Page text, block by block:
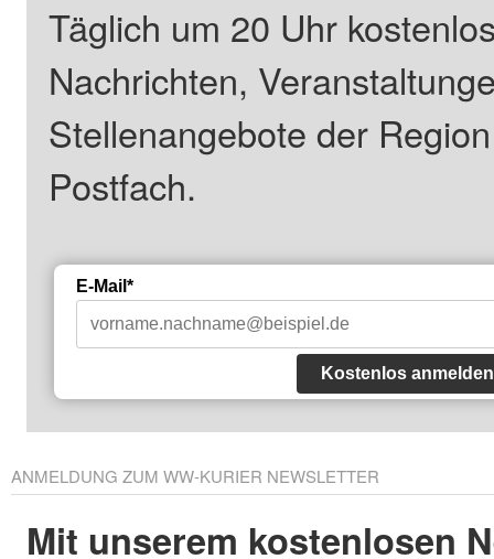
Täglich um 20 Uhr
Nachrichten,
Stellenangebote der
Postfach.
E-Mail*
Kostenlos anmelden
ANMELDUNG ZUM WW-KURIER NEWSLETTER
Mit unserem kostenlosen